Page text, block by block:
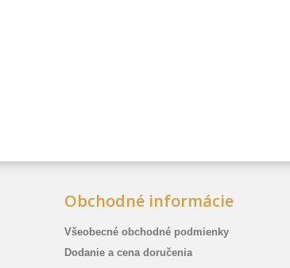
Obchodné informácie
Všeobecné obchodné podmienky
Dodanie a cena doručenia